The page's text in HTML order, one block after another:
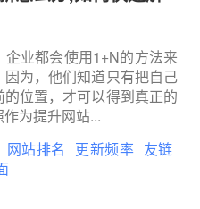
业都会使用1+N的方法来
为，他们知道只有把自己
位置，才可以得到真正的
为提升网站...
网站排名 更新频率 友链